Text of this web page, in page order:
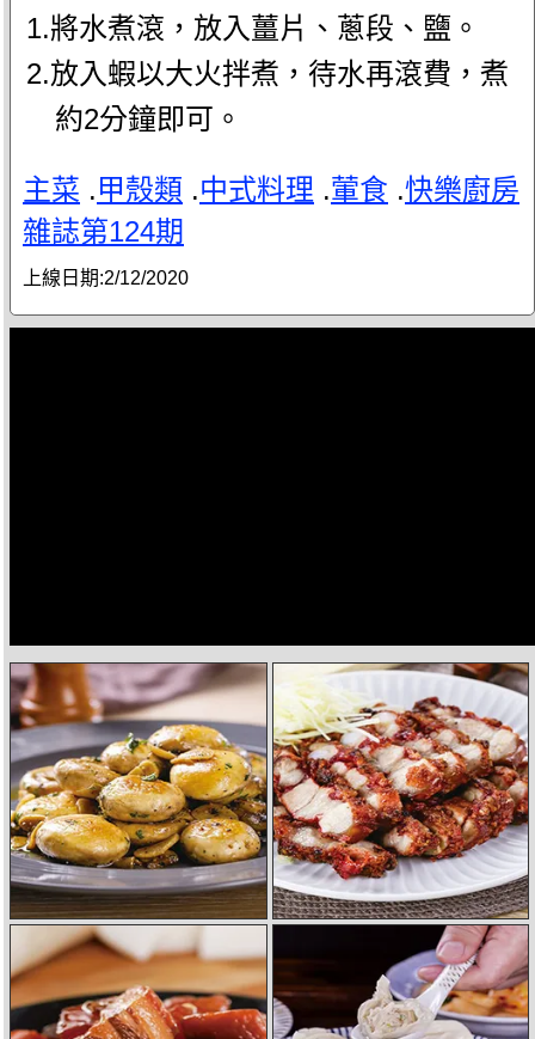
1.將水煮滾，放入薑片、蔥段、鹽。
2.放入蝦以大火拌煮，待水再滾費，煮
約2分鐘即可。
主菜 .甲殼類 .中式料理 .葷食 .快樂廚房
雜誌第124期
上線日期:2/12/2020